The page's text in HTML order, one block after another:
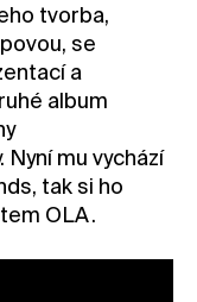
tvorba,
se
a
album
mu vychází
tak si ho
OLA .